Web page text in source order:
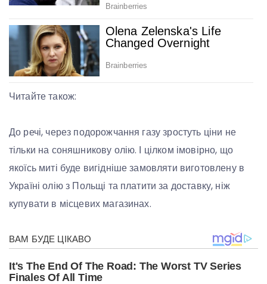
Читайте також:
До речі, через подорожчання газу зростуть ціни не
тільки на соняшникову олію. І цілком імовірно, що
якоїсь миті буде вигідніше замовляти виготовлену в
Україні олію з Польщі та платити за доставку, ніж
купувати в місцевих магазинах.